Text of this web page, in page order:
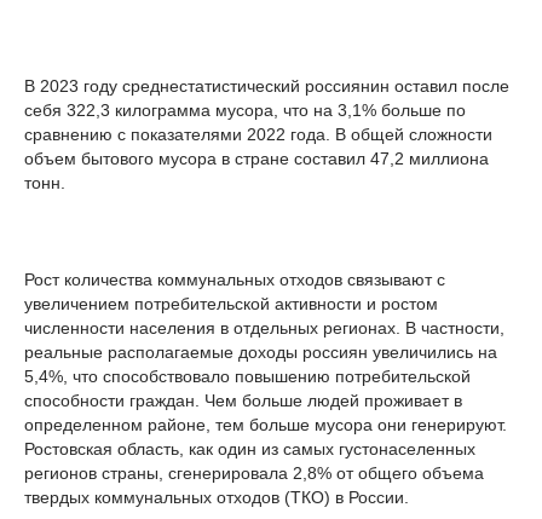
В 2023 году среднестатистический россиянин оставил после
себя 322,3 килограмма мусора, что на 3,1% больше по
сравнению с показателями 2022 года. В общей сложности
объем бытового мусора в стране составил 47,2 миллиона
тонн.
Рост количества коммунальных отходов связывают с
увеличением потребительской активности и ростом
численности населения в отдельных регионах. В частности,
реальные располагаемые доходы россиян увеличились на
5,4%, что способствовало повышению потребительской
способности граждан. Чем больше людей проживает в
определенном районе, тем больше мусора они генерируют.
Ростовская область, как один из самых густонаселенных
регионов страны, сгенерировала 2,8% от общего объема
твердых коммунальных отходов (ТКО) в России.